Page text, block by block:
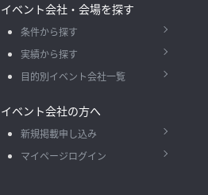
イベント会社・会場を探す
条件から探す
実績から探す
目的別イベント会社一覧
イベント会社の方へ
新規掲載申し込み
マイページログイン